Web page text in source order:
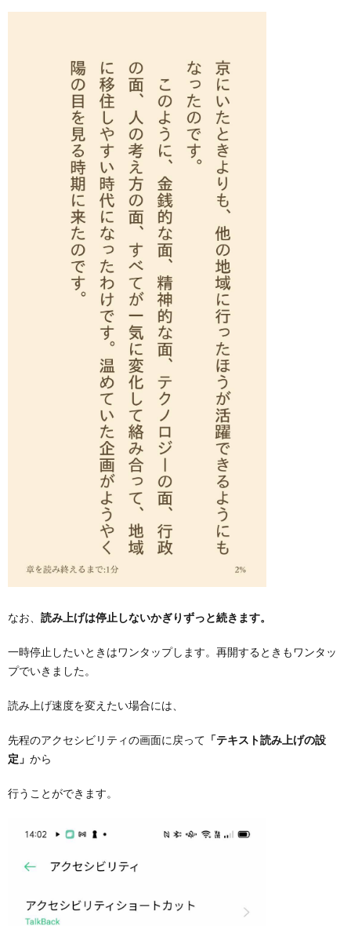
なお、 読み上げは停止しないかぎりずっと続きます。
一時停止したいときはワンタップします。再開するときもワンタッ
プでいきました。
読み上げ速度を変えたい場合には、
先程のアクセシビリティの画面に戻って 「テキスト読み上げの設
定」 から
行うことができます。